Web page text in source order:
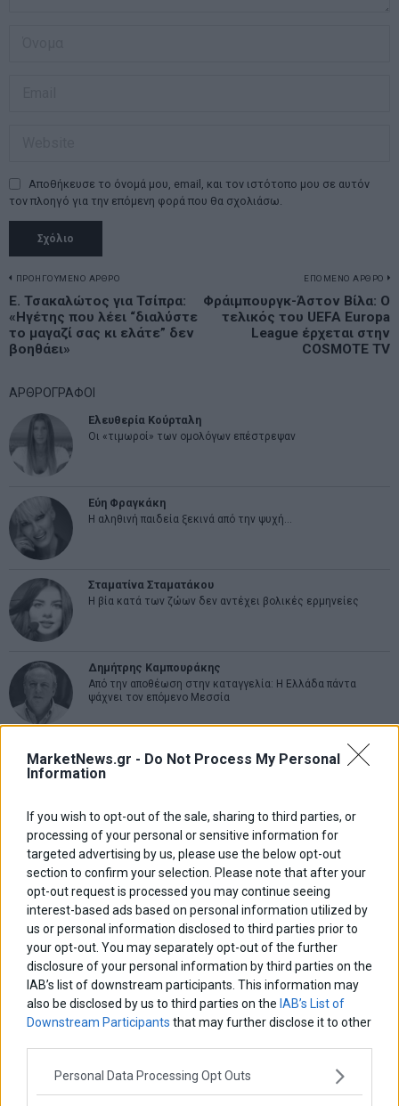
MarketNews.gr - Do Not Process My Personal
Information
If you wish to opt-out of the sale, sharing to third parties, or
processing of your personal or sensitive information for
targeted advertising by us, please use the below opt-out
section to confirm your selection. Please note that after your
opt-out request is processed you may continue seeing
interest-based ads based on personal information utilized by
us or personal information disclosed to third parties prior to
your opt-out. You may separately opt-out of the further
disclosure of your personal information by third parties on the
IAB’s list of downstream participants. This information may
also be disclosed by us to third parties on the IAB’s List of
Downstream Participants that may further disclose it to other
Personal Data Processing Opt Outs
Αποθήκευσε το όνομά μου, email, και τον ιστότοπο μου σε αυτόν
τον πλοηγό για την επόμενη φορά που θα σχολιάσω.
Πλοήγηση
άρθρων
ΠΡΟΗΓΟΥΜΕΝΟ ΑΡΘΡΟ
Previous
post:
Ε. Τσακαλώτος για Τσίπρα:
«Ηγέτης που λέει “διαλύστε
το μαγαζί σας κι ελάτε” δεν
βοηθάει»
ΕΠΟΜΕΝΟ ΑΡΘΡΟ
Φράιμπουργκ-Άστον Βίλα: Ο
τελικός του UEFA Europa
League έρχεται στην
COSMOTE TV
ΑΡΘΡΟΓΡΑΦΟΙ
Ελευθερία Κούρταλη
Οι «τιμωροί» των ομολόγων επέστρεψαν
Εύη Φραγκάκη
Η αληθινή παιδεία ξεκινά από την ψυχή…
Σταματίνα Σταματάκου
Η βία κατά των ζώων δεν αντέχει βολικές ερμηνείες
Δημήτρης Καμπουράκης
Από την αποθέωση στην καταγγελία: Η Ελλάδα πάντα
ψάχνει τον επόμενο Μεσσία
MIT Sloan: Οι AI-driven επιχειρήσεις διαμορφώνουν το νέο
μοντέλο επιχειρηματικότητας
Θανάσης Κρητικός
Στις 11/12 το πρώτο ευρωπαϊκό ντέρμπι «αιωνίων»
ΕΤΙΚΕΤΕΣ
eurobank marketnewsnikkeiwall Αγορες ΗΠΑ Ιταλια
Χρηματιστηριο Αθηνων αεπ αθλητικα αναπτυξη βουλη γερμανια
διαπραγματευση δντεκλογες εκτ ελλαδα εμπορευματα
επικαιροτητα επιχειρησεις ευρω ευρωζωνη
χρηματιστηρια ευρωπηηπα κορωνοιος
κρουσματα
κυριακος μητσοτακης μεταρρυθμισεις μετρα μητσοτακηςνδ